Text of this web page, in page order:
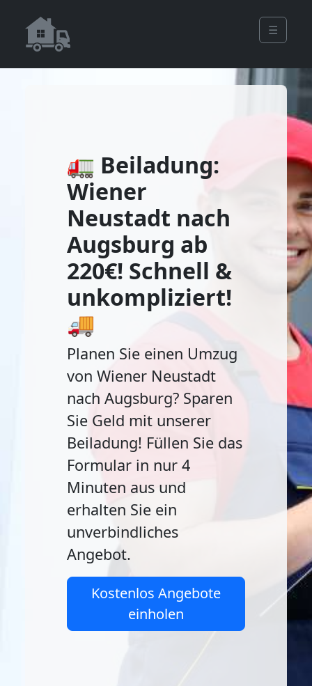
☰
🚛 Beiladung:
Wiener
Neustadt nach
Augsburg ab
220€! Schnell &
unkompliziert!
🚚
Planen Sie einen Umzug
von Wiener Neustadt
nach Augsburg? Sparen
Sie Geld mit unserer
Beiladung! Füllen Sie das
Formular in nur 4
Minuten aus und
erhalten Sie ein
unverbindliches
Angebot.
Kostenlos Angebote
einholen